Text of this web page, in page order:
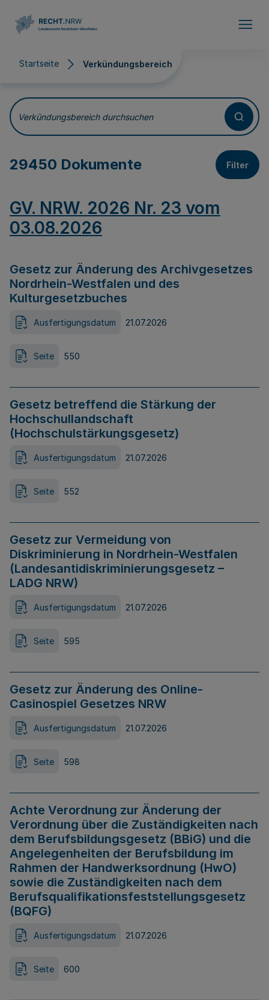
Startseite Verkündungsbereich
Verkündungsbereich
Verkündungsbereich durchsuchen
29450 Dokumente Filter
GV. NRW. 2026 Nr. 23 vom
03.08.2026
Gesetz zur Änderung des Archivgesetzes
Nordrhein-Westfalen und des
Kulturgesetzbuches
Ausfertigungsdatum 21.07.2026
Seite 550
Gesetz betreffend die Stärkung der
Hochschullandschaft
(Hochschulstärkungsgesetz)
Ausfertigungsdatum 21.07.2026
Seite 552
Gesetz zur Vermeidung von
Diskriminierung in Nordrhein-Westfalen
(Landesantidiskriminierungsgesetz –
LADG NRW)
Ausfertigungsdatum 21.07.2026
Seite 595
Gesetz zur Änderung des Online-
Casinospiel Gesetzes NRW
Ausfertigungsdatum 21.07.2026
Seite 598
Achte Verordnung zur Änderung der
Verordnung über die Zuständigkeiten nach
dem Berufsbildungsgesetz (BBiG) und die
Angelegenheiten der Berufsbildung im
Rahmen der Handwerksordnung (HwO)
sowie die Zuständigkeiten nach dem
Berufsqualifikationsfeststellungsgesetz
(BQFG)
Ausfertigungsdatum 21.07.2026
Seite 600